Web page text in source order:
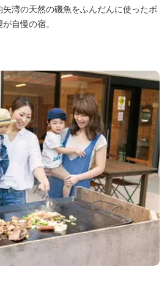
湾の天然の磯魚をふんだんに使ったボ
自慢の宿。